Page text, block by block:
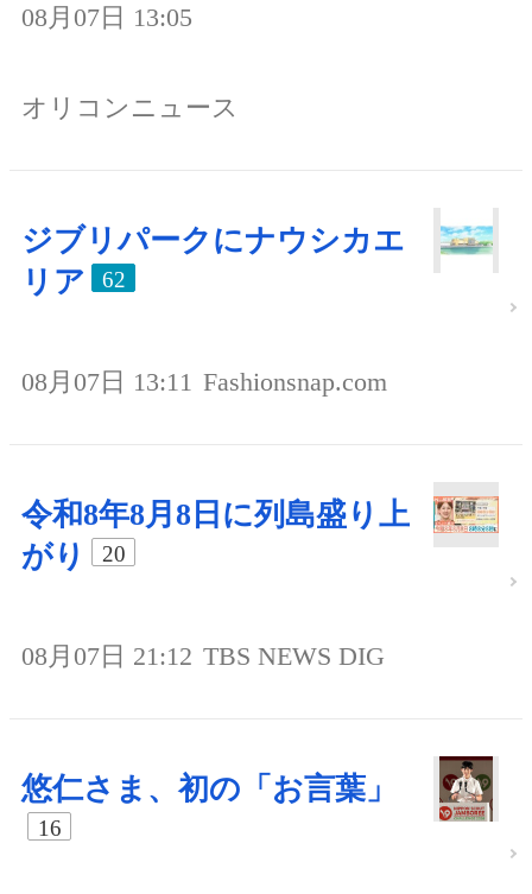
08月07日 13:05
オリコンニュース
ジブリパークにナウシカエ
リア
62
08月07日 13:11 Fashionsnap.com
令和8年8月8日に列島盛り上
がり
20
08月07日 21:12 TBS NEWS DIG
悠仁さま、初の「お言葉」
16